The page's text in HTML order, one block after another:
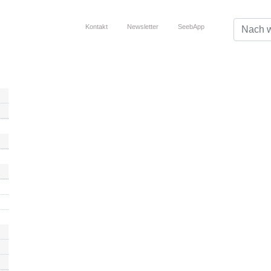
Top Service Menu
Kontakt Newsletter SeebApp